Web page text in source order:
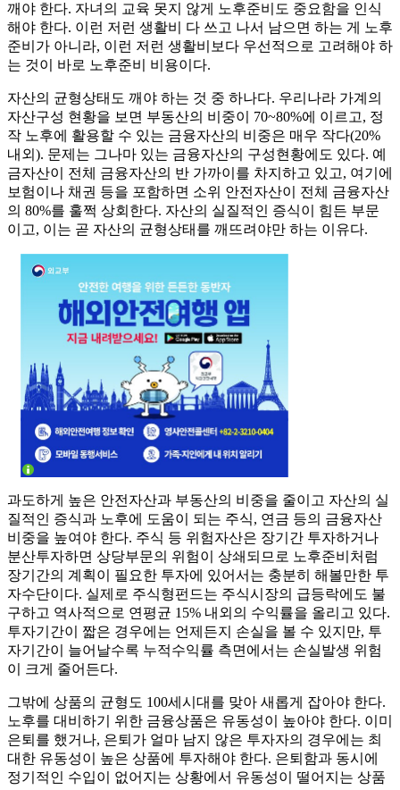
깨야 한다. 자녀의 교육 못지 않게 노후준비도 중요함을 인식
해야 한다. 이런 저런 생활비 다 쓰고 나서 남으면 하는 게 노후
준비가 아니라, 이런 저런 생활비보다 우선적으로 고려해야 하
는 것이 바로 노후준비 비용이다.
자산의 균형상태도 깨야 하는 것 중 하나다. 우리나라 가계의
자산구성 현황을 보면 부동산의 비중이 70~80%에 이르고, 정
작 노후에 활용할 수 있는 금융자산의 비중은 매우 작다(20%
내외). 문제는 그나마 있는 금융자산의 구성현황에도 있다. 예
금자산이 전체 금융자산의 반 가까이를 차지하고 있고, 여기에
보험이나 채권 등을 포함하면 소위 안전자산이 전체 금융자산
의 80%를 훌쩍 상회한다. 자산의 실질적인 증식이 힘든 부문
이고, 이는 곧 자산의 균형상태를 깨뜨려야만 하는 이유다.
과도하게 높은 안전자산과 부동산의 비중을 줄이고 자산의 실
질적인 증식과 노후에 도움이 되는 주식, 연금 등의 금융자산
비중을 높여야 한다. 주식 등 위험자산은 장기간 투자하거나
분산투자하면 상당부문의 위험이 상쇄되므로 노후준비처럼
장기간의 계획이 필요한 투자에 있어서는 충분히 해볼만한 투
자수단이다. 실제로 주식형펀드는 주식시장의 급등락에도 불
구하고 역사적으로 연평균 15% 내외의 수익률을 올리고 있다.
투자기간이 짧은 경우에는 언제든지 손실을 볼 수 있지만, 투
자기간이 늘어날수록 누적수익률 측면에서는 손실발생 위험
이 크게 줄어든다.
그밖에 상품의 균형도 100세시대를 맞아 새롭게 잡아야 한다.
노후를 대비하기 위한 금융상품은 유동성이 높아야 한다. 이미
은퇴를 했거나, 은퇴가 얼마 남지 않은 투자자의 경우에는 최
대한 유동성이 높은 상품에 투자해야 한다. 은퇴함과 동시에
정기적인 수입이 없어지는 상황에서 유동성이 떨어지는 상품